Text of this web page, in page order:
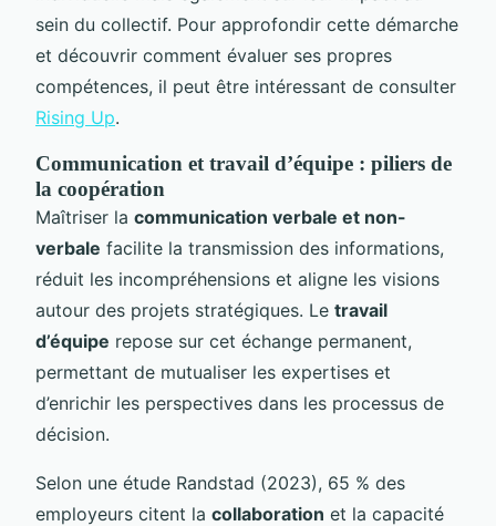
sein du collectif. Pour approfondir cette démarche
et découvrir comment évaluer ses propres
compétences, il peut être intéressant de consulter
Rising Up.
Communication et travail d’équipe : piliers de
la coopération
Maîtriser la communication verbale et non-
verbale facilite la transmission des informations,
réduit les incompréhensions et aligne les visions
autour des projets stratégiques. Le travail
d’équipe repose sur cet échange permanent,
permettant de mutualiser les expertises et
d’enrichir les perspectives dans les processus de
décision.
Selon une étude Randstad (2023), 65 % des
employeurs citent la collaboration et la capacité